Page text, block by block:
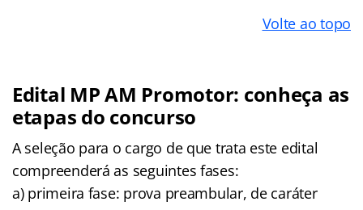
Volte ao topo
Edital MP AM Promotor: conheça as
etapas do concurso
A seleção para o cargo de que trata este edital
compreenderá as seguintes fases:
a) primeira fase: prova preambular, de caráter